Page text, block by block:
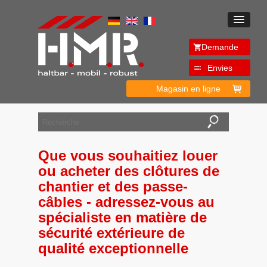
Demande
Envies
Magasin en ligne
Que vous souhaitiez louer
ou acheter des clôtures de
chantier et des passe-
câbles - adressez-vous au
spécialiste en matière de
sécurité extérieure de
qualité exceptionnelle